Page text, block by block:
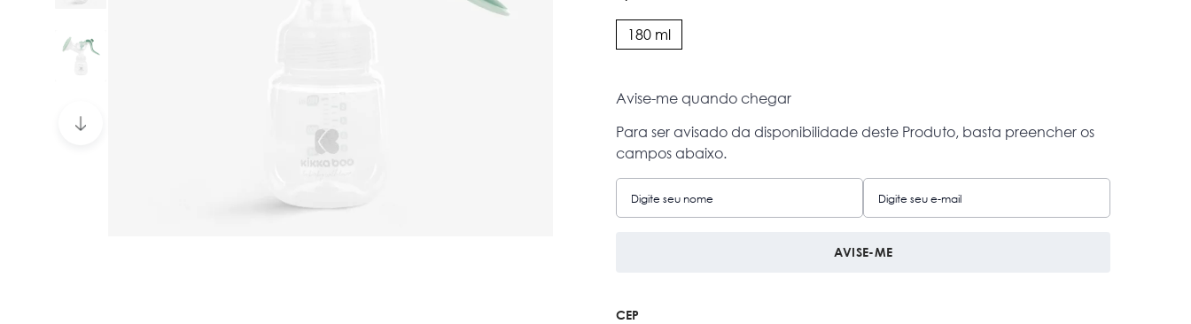
180 ml
Avise-me quando chegar
Para ser avisado da disponibilidade deste Produto, basta preencher os
campos abaixo.
AVISE-ME
CEP